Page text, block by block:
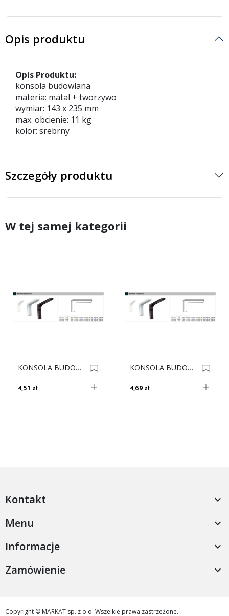
Opis produktu
Opis Produktu:
konsola budowlana
materia: matal + tworzywo
wymiar: 143 x 235 mm
max. obcienie: 11 kg
kolor: srebrny
Szczegóły produktu
W tej samej kategorii
KONSOLA BUDOWLANA L-120 ORZECH Nr5L 0001757
4,51 zł
KONSOLA BUDOWLANA L-120 BRĄZ CIEMNY Nr5H 0001755
4,69 zł
Kontakt 
Menu 
Informacje 
Zamówienie 
Copyright © MARKAT sp. z o.o. Wszelkie prawa zastrzeżone.